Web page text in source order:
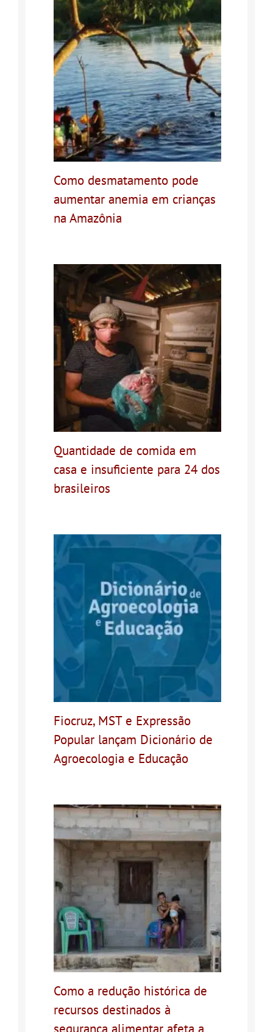
Como desmatamento pode
aumentar anemia em crianças
na Amazônia
Quantidade de comida em
casa e insuficiente para 24 dos
brasileiros
Fiocruz, MST e Expressão
Popular lançam Dicionário de
Agroecologia e Educação
Como a redução histórica de
recursos destinados à